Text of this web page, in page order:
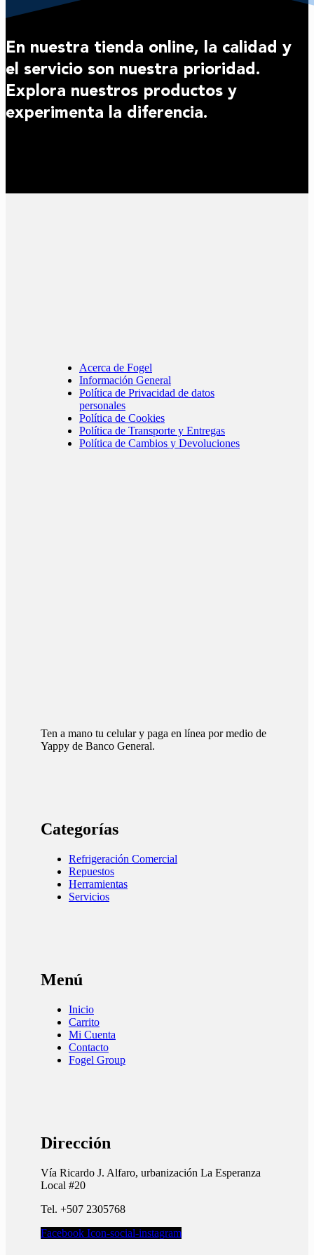
En nuestra tienda online, la calidad y
el servicio son nuestra prioridad.
Explora nuestros productos y
experimenta la diferencia.
Acerca de Fogel
Información General
Política de Privacidad de datos
personales
Política de Cookies
Política de Transporte y Entregas
Política de Cambios y Devoluciones
Ten a mano tu celular y paga en línea por medio de
Yappy de Banco General.
Categorías
Refrigeración Comercial
Repuestos
Herramientas
Servicios
Menú
Inicio
Carrito
Mi Cuenta
Contacto
Fogel Group
Dirección
Vía Ricardo J. Alfaro, urbanización La Esperanza
Local #20
Tel. +507 2305768
Facebook Icon-social-instagram